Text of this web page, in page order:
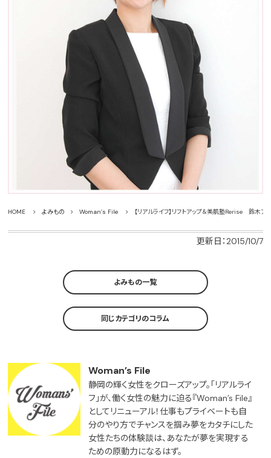
HOME よみもの Woman’s File 【リアルライフ】リフトアップ＆美肌塾Rerise 鈴木ア
更新日：2015/10/7
よみもの一覧
同じカテゴリのコラム
Woman’s File
静岡の輝く女性をクローズアップ。「リアルライ
フ」が、働く女性の魅力に迫る『Woman’s File』
としてリニューアル！仕事もプライベートも自
分のやり方でチャンスを掴み夢をカタチにした
女性たちの体験談は、あなたが夢を実現する
ための原動力になるはず。